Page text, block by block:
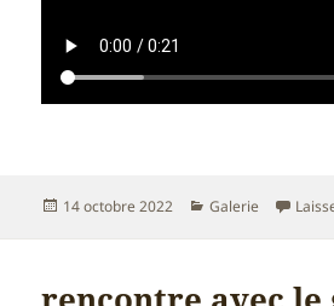
Publié
14 octobre 2022 Catégories
Galerie